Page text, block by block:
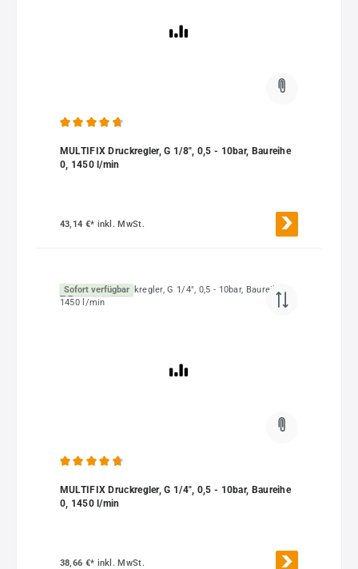
MULTIFIX Druckregler, G 1/8", 0,5 - 10bar, Baureihe
0, 1450 l/min
43,14 €* inkl. MwSt.
Sofort verfügbar
MULTIFIX Druckregler, G 1/4", 0,5 - 10bar, Baureihe
0, 1450 l/min
38,66 €* inkl. MwSt.